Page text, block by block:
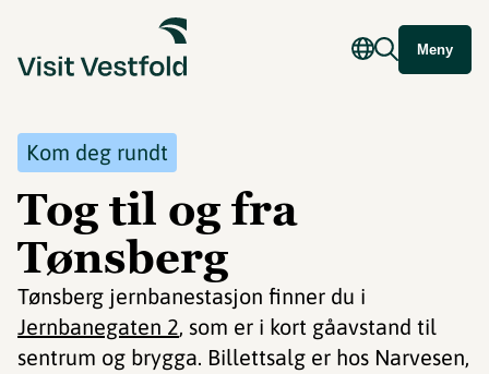
Meny
Kom deg rundt
Tog til og fra
Tønsberg
Tønsberg jernbanestasjon finner du i
Jernbanegaten 2, som er i kort gåavstand til
sentrum og brygga. Billettsalg er hos Narvesen,